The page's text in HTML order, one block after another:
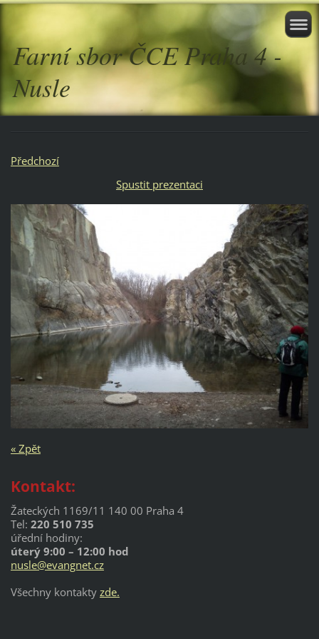
Farní sbor ČCE Praha 4 -
Nusle
Předchozí
Spustit prezentaci
« Zpět
Kontakt:
Žateckých 1169/11 140 00 Praha 4
Tel: 220 510 735
úřední hodiny:
úterý 9:00 – 12:00 hod
nusle@evangnet.cz
Všechny kontakty zde.